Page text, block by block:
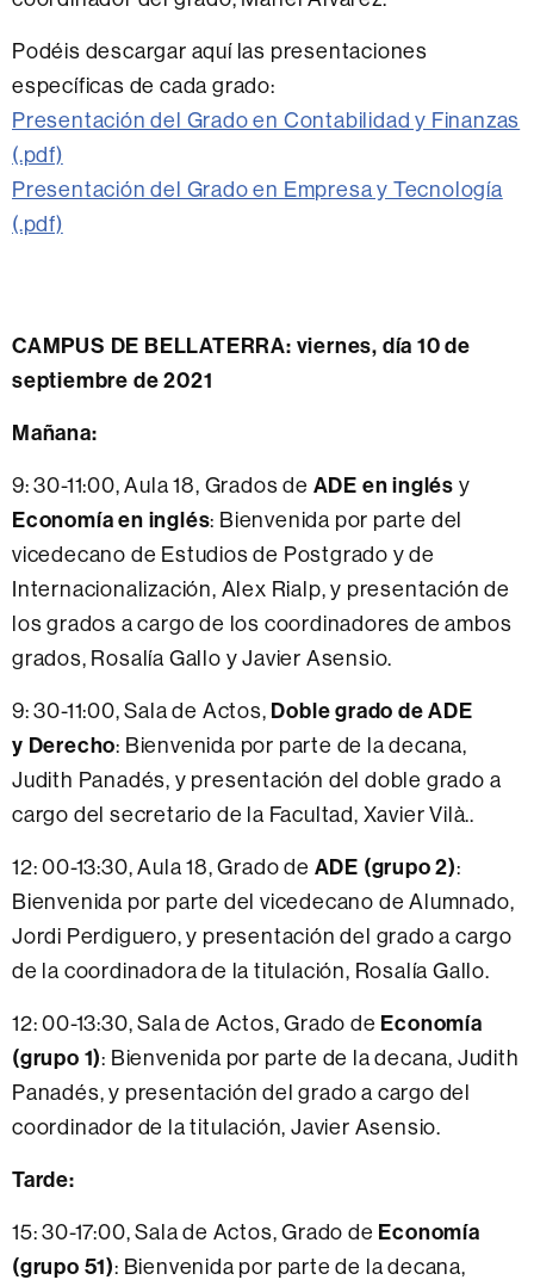
Podéis descargar aquí las presentaciones
específicas de cada grado:
Presentación del Grado en Contabilidad y Finanzas
(.pdf)
Presentación del Grado en Empresa y Tecnología
(.pdf)
CAMPUS DE BELLATERRA: viernes, día 10 de
septiembre de 2021
Mañana:
9: 30-11:00, Aula 18, Grados de ADE en inglés y
Economía en inglés: Bienvenida por parte del
vicedecano de Estudios de Postgrado y de
Internacionalización, Alex Rialp, y presentación de
los grados a cargo de los coordinadores de ambos
grados, Rosalía Gallo y Javier Asensio.
9: 30-11:00, Sala de Actos, Doble grado de ADE
y Derecho: Bienvenida por parte de la decana,
Judith Panadés, y presentación del doble grado a
cargo del secretario de la Facultad, Xavier Vilà..
12: 00-13:30, Aula 18, Grado de ADE (grupo 2):
Bienvenida por parte del vicedecano de Alumnado,
Jordi Perdiguero, y presentación del grado a cargo
de la coordinadora de la titulación, Rosalía Gallo.
12: 00-13:30, Sala de Actos, Grado de Economía
(grupo 1): Bienvenida por parte de la decana, Judith
Panadés, y presentación del grado a cargo del
coordinador de la titulación, Javier Asensio.
Tarde:
15: 30-17:00, Sala de Actos, Grado de Economía
(grupo 51): Bienvenida por parte de la decana,